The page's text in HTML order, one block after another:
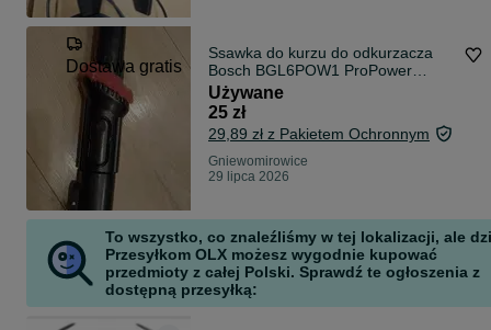
Dostawa gratis
Ssawka do kurzu do odkurzacza
Bosch BGL6POW1 ProPower
BGL6POW101
Używane
25 zł
29,89 zł z Pakietem Ochronnym
Gniewomirowice
29 lipca 2026
To wszystko, co znaleźliśmy w tej lokalizacji, ale
Przesyłkom OLX możesz wygodnie kupować
przedmioty z całej Polski. Sprawdź te ogłoszenia z
dostępną przesyłką: